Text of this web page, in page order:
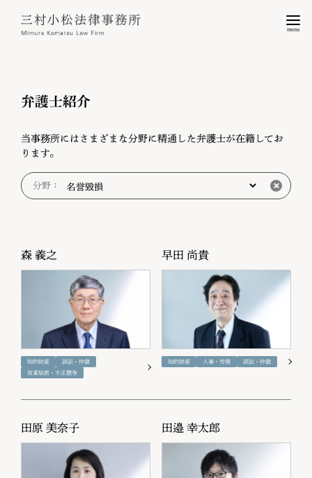
menu
弁護士紹介
当事務所にはさまざまな分野に精通した弁護士が在籍してお
ります。
分野：
森 義之
知的財産
訴訟・仲裁
営業秘密・不正競争
早田 尚貴
知的財産 人事・労務 訴訟・仲裁
田原 美奈子 田邉 幸太郎